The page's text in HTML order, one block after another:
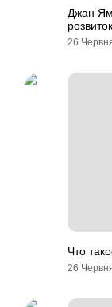
Джан
26
Что
26